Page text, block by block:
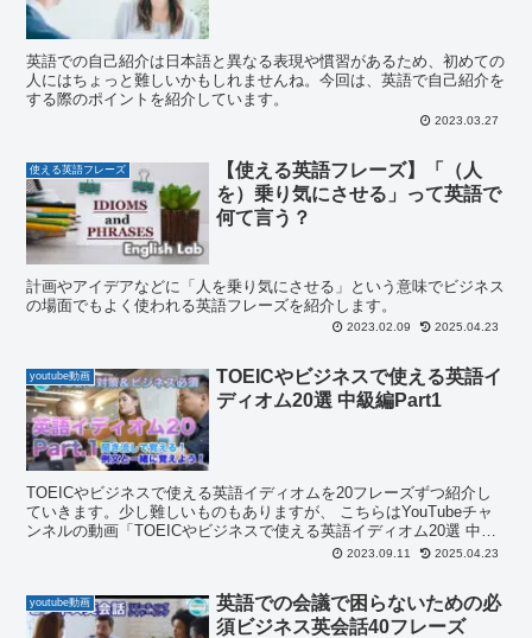
英語での自己紹介は日本語と異なる表現や慣習があるため、初めての
人にはちょっと難しいかもしれませんね。今回は、英語で自己紹介を
する際のポイントを紹介しています。
2023.03.27
使える英語フレーズ
【使える英語フレーズ】「（人
を）乗り気にさせる」って英語で
何て言う？
計画やアイデアなどに「人を乗り気にさせる」という意味でビジネス
の場面でもよく使われる英語フレーズを紹介します。
2023.02.09 2025.04.23
youtube動画
TOEICやビジネスで使える英語イ
ディオム20選 中級編Part1
TOEICやビジネスで使える英語イディオムを20フレーズずつ紹介し
ていきます。少し難しいものもありますが、 こちらはYouTubeチャ
ンネルの動画「TOEICやビジネスで使える英語イディオム20選 中級
編Part1」で紹介している20フレーズをテキストでも見ていただける
2023.09.11 2025.04.23
youtube動画
英語での会議で困らないための必
須ビジネス英会話40フレーズ